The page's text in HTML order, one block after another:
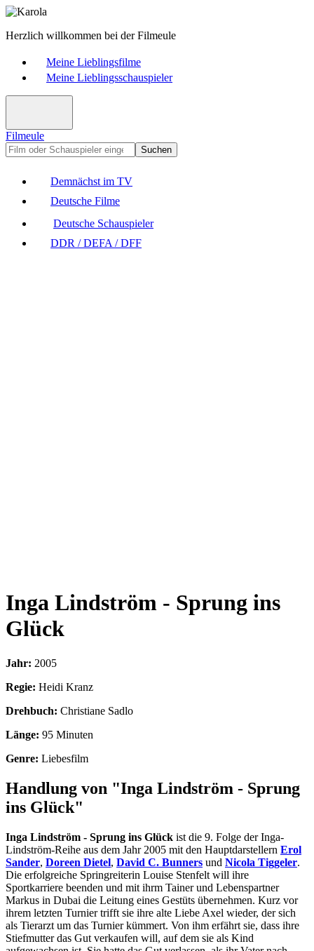
Herzlich willkommen bei der Filmeule
Meine Lieblingsfilme
Meine Lieblingsschauspieler
Filmeule
Suchen
Demnächst im TV
Deutsche Filme
Deutsche Schauspieler
DDR / DEFA / DFF
Inga Lindström - Sprung ins
Glück
Jahr: 2005
Regie: Heidi Kranz
Drehbuch: Christiane Sadlo
Länge: 95 Minuten
Genre: Liebesfilm
Handlung von "Inga Lindström - Sprung
ins Glück"
Inga Lindström - Sprung ins Glück ist die 9. Folge der Inga-
Lindström-Reihe aus dem Jahr 2005 mit den Hauptdarstellern Erol
Sander, Doreen Dietel, David C. Bunners und Nicola Tiggeler.
Die erfolgreiche Springreiterin Louise Stenfelt will ihre
Sportkarriere beenden und mit ihrm Tainer und Lebenspartner
Markus in Dubai die Leitung eines Gestüts übernehmen. Kurz vor
ihrem letzten Turnier trifft sie ihre alte Liebe Axel wieder, der sich
als Tierarzt um das Turnier kümmert. Von ihm erfährt sie, dass ihre
Stiefmutter das Gut verkaufen will, auf dem sie als Kind